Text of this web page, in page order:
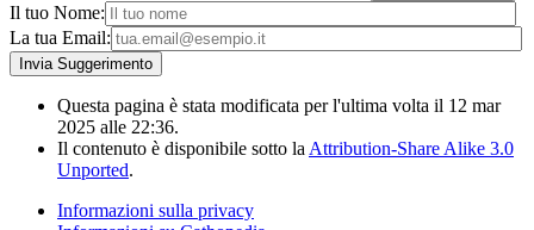
Il tuo Nome:
La tua Email:
Questa pagina è stata modificata per l'ultima volta il 12 mar
2025 alle 22:36.
Il contenuto è disponibile sotto la Attribution-Share Alike 3.0
Unported.
Informazioni sulla privacy